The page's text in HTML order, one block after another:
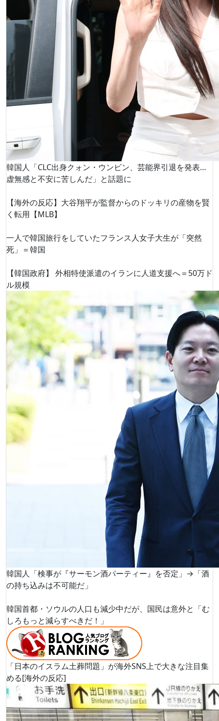
韓国人「CLC出身クォン・ウンビン、芸能界引退を発表…
虚無感と不安に苦しんだ」と話題に
【海外の反応】大谷翔平が監督からのドッキリの産物を賢
く転用【MLB】
一人で韓国旅行をしていたフランス人女子大生が「突然
死」＝韓国
【韓国政府】 外相特使派遣のイランに人道支援へ＝50万ド
ル規模
韓国人「検事が『サーモン酒パーティー』を否定」→「酒
の持ち込みは不可能だ」
韓国首都・ソウルの人口も減少中だが、国民は意外と「む
しろもっと減らすべきだ！」
「日本のイスラム土葬問題」が海外SNS上で大きな注目集
める[海外の反応]